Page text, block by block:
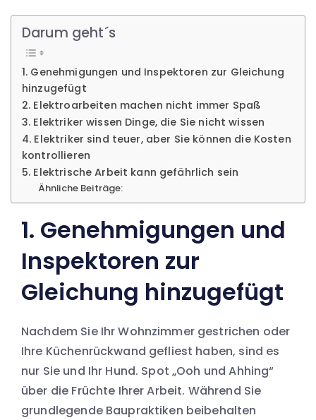
Darum geht´s
1. Genehmigungen und Inspektoren zur Gleichung
hinzugefügt
2. Elektroarbeiten machen nicht immer Spaß
3. Elektriker wissen Dinge, die Sie nicht wissen
4. Elektriker sind teuer, aber Sie können die Kosten
kontrollieren
5. Elektrische Arbeit kann gefährlich sein
Ähnliche Beiträge:
1. Genehmigungen und
Inspektoren zur
Gleichung hinzugefügt
Nachdem Sie Ihr Wohnzimmer gestrichen oder
Ihre Küchenrückwand gefliest haben, sind es
nur Sie und Ihr Hund. Spot „Ooh und Ahhing“
über die Früchte Ihrer Arbeit. Während Sie
grundlegende Baupraktiken beibehalten